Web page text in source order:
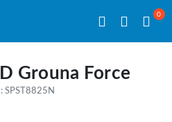
0
Grouna Force
SPST8825N